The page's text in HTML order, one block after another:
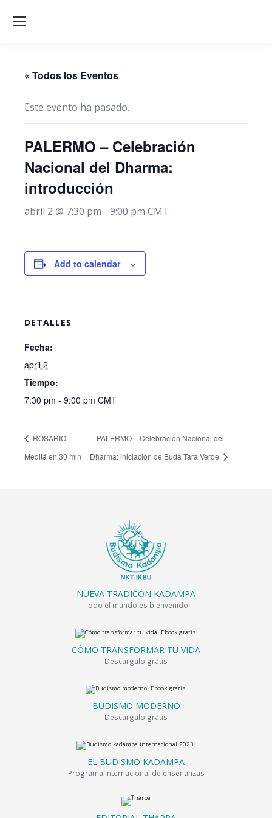
« Todos los Eventos
Este evento ha pasado.
PALERMO – Celebración
Nacional del Dharma:
introducción
abril 2 @ 7:30 pm - 9:00 pm CMT
Add to calendar
DETALLES
Fecha:
abril 2
Tiempo:
7:30 pm - 9:00 pm CMT
ROSARIO –
Meditá en 30 min
PALERMO – Celebración Nacional del
Dharma: iniciación de Buda Tara Verde
NUEVA TRADICÓN KADAMPA
Todo el mundo es bienvenido
CÓMO TRANSFORMAR TU VIDA
Descargalo gratis
BUDISMO MODERNO
Descargalo gratis
EL BUDISMO KADAMPA
Programa internacional de enseñanzas